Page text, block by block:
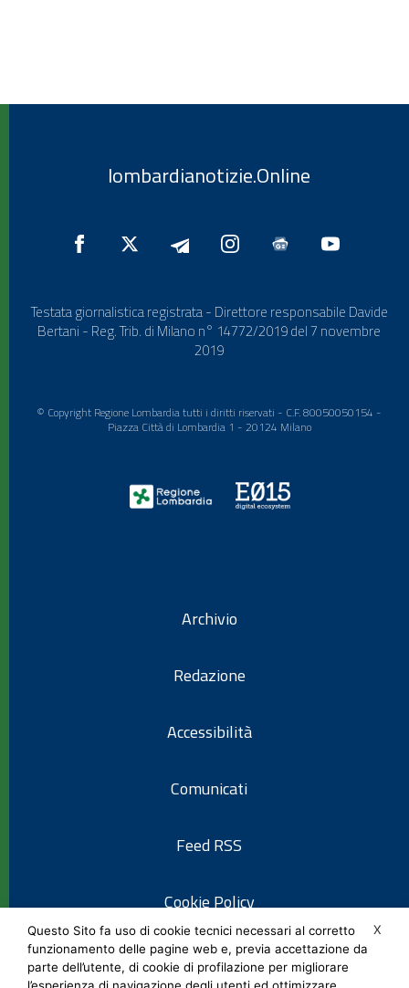
lombardianotizie.Online
Testata giornalistica registrata - Direttore responsabile Davide
Bertani - Reg. Trib. di Milano n° 14772/2019 del 7 novembre
2019
© Copyright Regione Lombardia tutti i diritti riservati - C.F. 80050050154 -
Piazza Città di Lombardia 1 - 20124 Milano
Archivio
Redazione
Accessibilità
Comunicati
Feed RSS
Cookie Policy
Informativa privacy
X
Questo Sito fa uso di cookie tecnici necessari al corretto
funzionamento delle pagine web e, previa accettazione da
parte dell’utente, di cookie di profilazione per migliorare